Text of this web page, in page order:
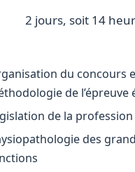
2 jours, soit 14
du concours
de l’épreuve
de la profession
des